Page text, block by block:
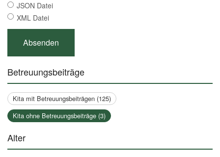
JSON Datei
XML Datei
Betreuungsbeiträge
Kita mit Betreuungsbeiträgen (125)
Kita ohne Betreuungsbeiträge (3)
Alter